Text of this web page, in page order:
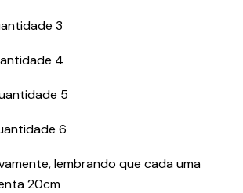
3
4
5
6
lembrando que cada uma
20cm